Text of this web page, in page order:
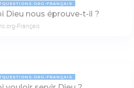
FRANÇAIS
Dieu nous éprouve-t-il ?
Français
FRANÇAIS